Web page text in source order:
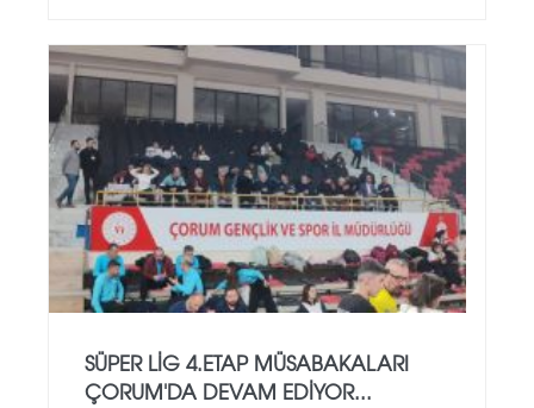
SÜPER LİG 4.ETAP MÜSABAKALARI
ÇORUM'DA DEVAM EDİYOR...